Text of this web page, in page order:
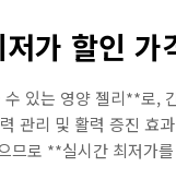
가 할인 가
있는 영양 젤리**로
관리 및 활력 증진
므로 **실시간 최저가